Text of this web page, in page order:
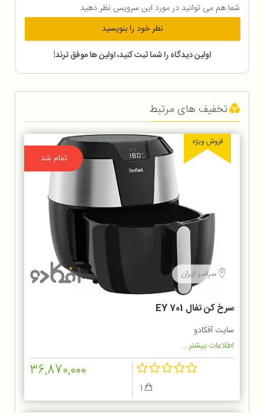
شما هم می توانید در مورد این سرویس نظر دهید
نظر خود را بنویسید
اولین دیدگاه را شما ثبت کنید، اولین ها موفق ترند!
تخفیف های مرتبط
تمام شد
فروش ویژه
سراسر ایران
سرخ كن تفال EY 701
سایت آفکادو
اطلاعات بیشتر...
36,870,000